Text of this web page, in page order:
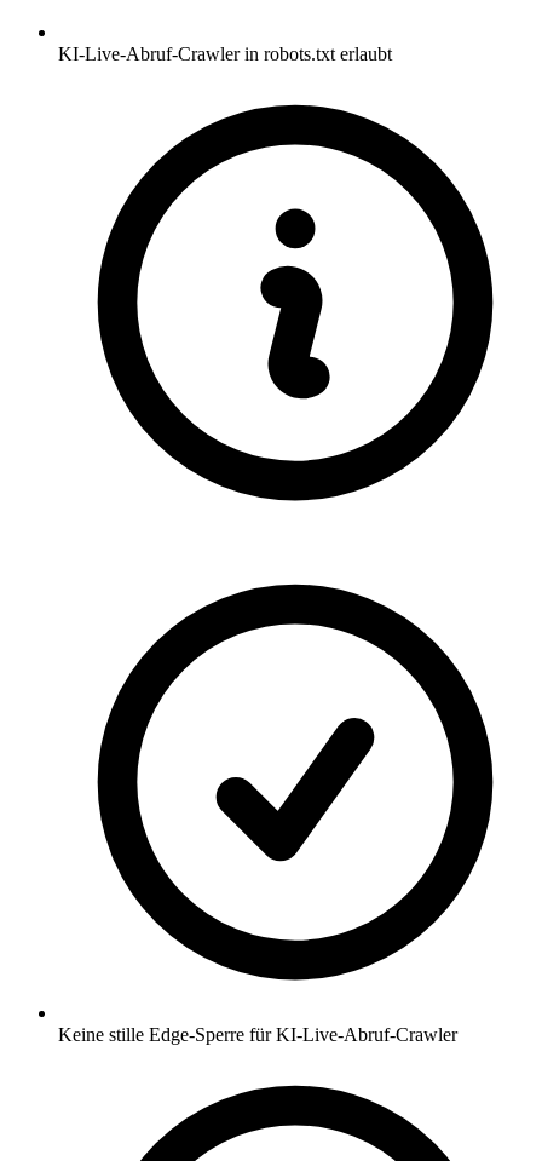
KI-Live-Abruf-Crawler in robots.txt erlaubt
Keine stille Edge-Sperre für KI-Live-Abruf-Crawler